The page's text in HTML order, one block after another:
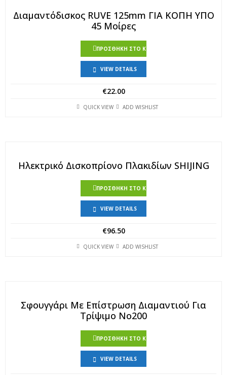
Διαμαντόδισκος RUVE 125mm ΓΙΑ ΚΟΠΗ ΥΠΟ
45 Μοίρες
ΠΡΟΣΘΉΚΗ ΣΤΟ ΚΑΛΆΘΙ
VIEW DETAILS
€22.00
QUICK VIEW ADD WISHLIST
Ηλεκτρικό Δισκοπρίονο Πλακιδίων SHIJING
ΠΡΟΣΘΉΚΗ ΣΤΟ ΚΑΛΆΘΙ
VIEW DETAILS
€96.50
QUICK VIEW ADD WISHLIST
Σφουγγάρι Με Επίστρωση Διαμαντιού Για
Τρίψιμο Νο200
ΠΡΟΣΘΉΚΗ ΣΤΟ ΚΑΛΆΘΙ
VIEW DETAILS